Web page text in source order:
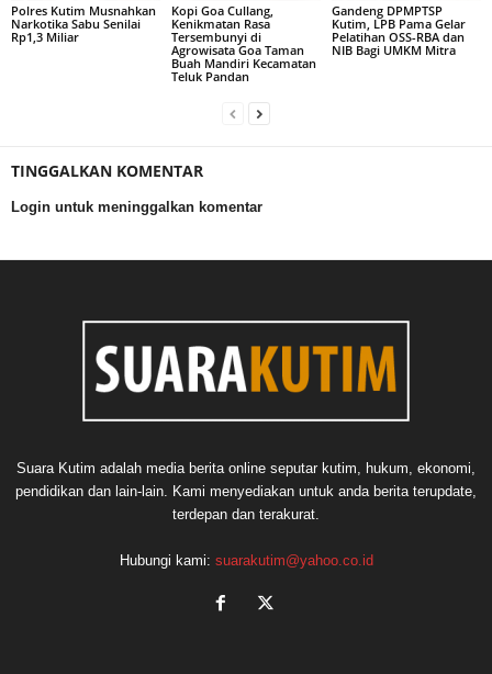
Polres Kutim Musnahkan
Narkotika Sabu Senilai
Rp1,3 Miliar
Kopi Goa Cullang,
Kenikmatan Rasa
Tersembunyi di
Agrowisata Goa Taman
Buah Mandiri Kecamatan
Teluk Pandan
Gandeng DPMPTSP
Kutim, LPB Pama Gelar
Pelatihan OSS-RBA dan
NIB Bagi UMKM Mitra
TINGGALKAN KOMENTAR
Login untuk meninggalkan komentar
Suara Kutim adalah media berita online seputar kutim, hukum, ekonomi,
pendidikan dan lain-lain. Kami menyediakan untuk anda berita terupdate,
terdepan dan terakurat.
Hubungi kami: suarakutim@yahoo.co.id